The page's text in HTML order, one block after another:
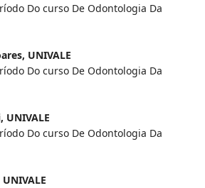
Do curso De Odontologia Da
UNIVALE
Do curso De Odontologia Da
UNIVALE
Do curso De Odontologia Da
UNIVALE